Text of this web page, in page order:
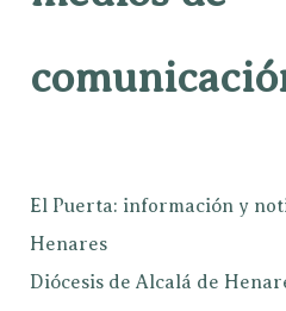
El Puerta: información y
Henares
Diócesis de Alcalá de